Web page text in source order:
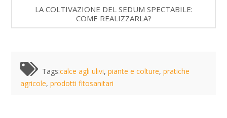
LA COLTIVAZIONE DEL SEDUM SPECTABILE:
COME REALIZZARLA?
Tags:calce agli ulivi,piante e colture,pratiche
agricole, prodotti fitosanitari